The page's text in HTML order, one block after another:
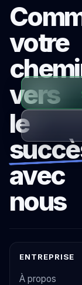
votre
vers
le
avec
nous
ENTREPRISE
À propos